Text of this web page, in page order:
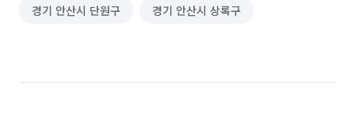
경기 안산시 단원구 경기 안산시 상록구